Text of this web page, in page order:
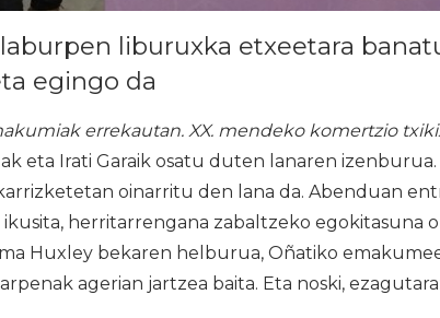
liburuxka etxeetara
egingo da
errekautan. XX. mendeko komertzio
eta Irati Garaik osatu duten lanaren
oinarritu den lana da. Abenduan
herritarrengana zabaltzeko egokitasuna
Huxley bekaren helburua, Oñatiko
agerian jartzea baita. Eta noski,